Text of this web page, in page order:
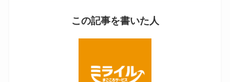
この記事を書いた人